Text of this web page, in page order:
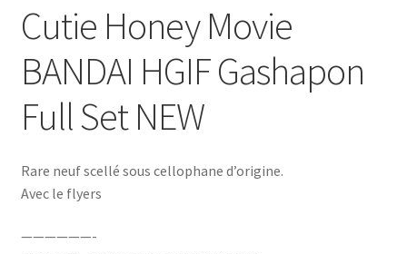
Cutie Honey Movie
BANDAI HGIF Gashapon
Full Set NEW
Rare neuf scellé sous cellophane d’origine.
Avec le flyers
——————-